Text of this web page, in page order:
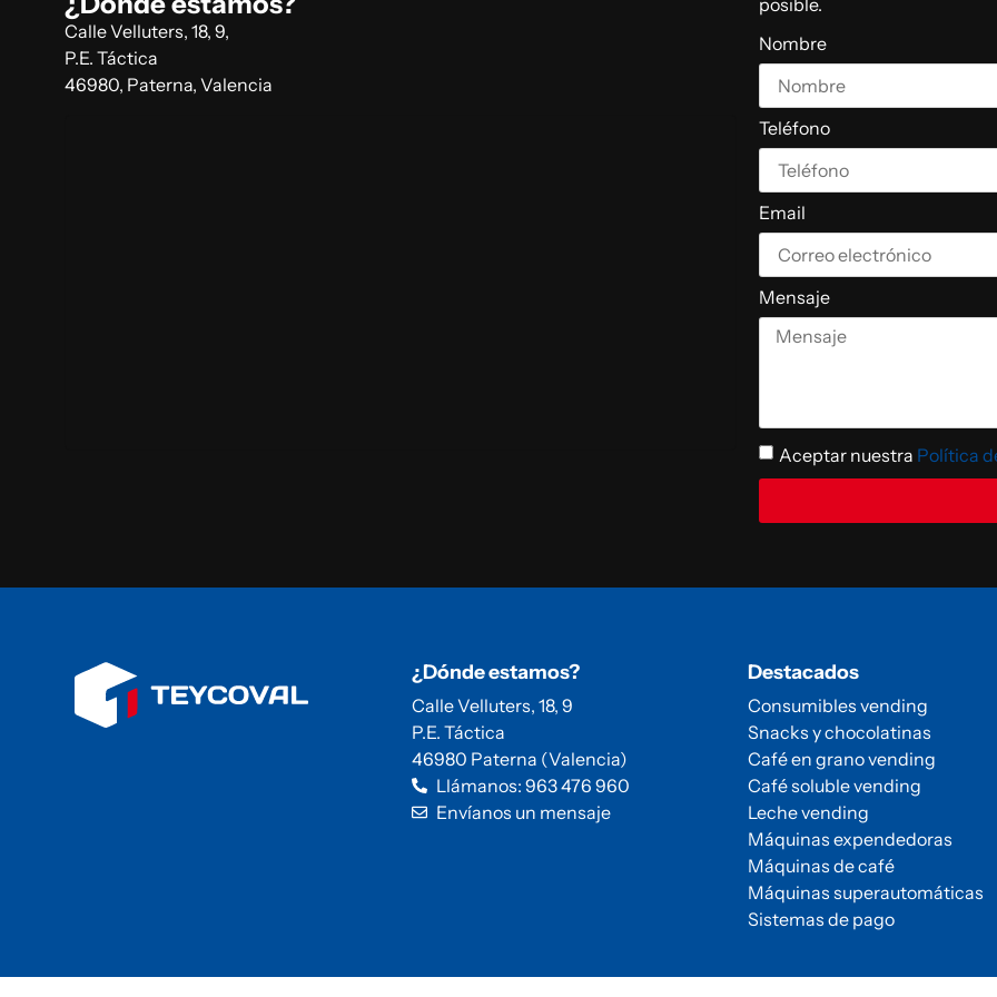
Calle Velluters, 18, 9,
P.E. Táctica
46980, Paterna, Valencia
posible.
Nombre
Teléfono
Email
Mensaje
Aceptar nuestra Política
¿Dónde estamos?
Calle Velluters, 18, 9
P.E. Táctica
46980 Paterna (Valencia)
Llámanos: 963 476 960
Envíanos un mensaje
Destacados
Consumibles vending
Snacks y chocolatinas
Café en grano vending
Café soluble vending
Leche vending
Máquinas expendedoras
Máquinas de café
Máquinas superautomáticas
Sistemas de pago